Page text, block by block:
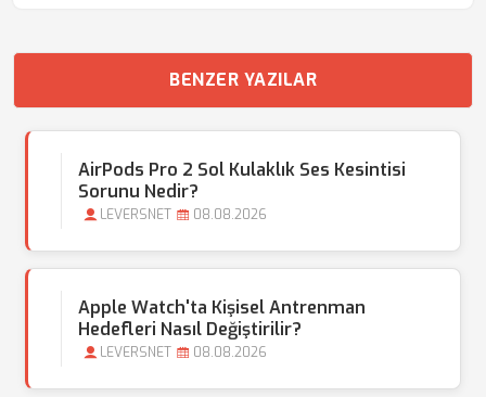
BENZER YAZILAR
AirPods Pro 2 Sol Kulaklık Ses Kesintisi
Sorunu Nedir?
LEVERSNET 08.08.2026
Apple Watch'ta Kişisel Antrenman
Hedefleri Nasıl Değiştirilir?
LEVERSNET 08.08.2026